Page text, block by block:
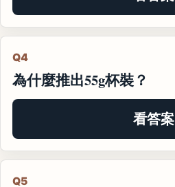
Q4
為什麼推出55g杯裝？
看答案
Q5